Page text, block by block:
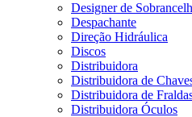
Designer de
Despachante
Direção Hidráulica
Discos
Distribuidora
Distribuidora de
Distribuidora de
Distribuidora Óculos